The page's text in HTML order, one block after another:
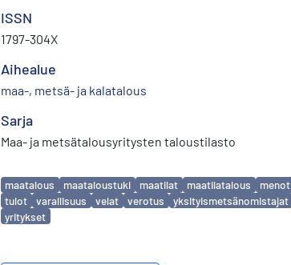
ISSN
1797-304X
Aihealue
maa-, metsä- ja kalatalous
Sarja
Maa- ja metsätalousyritysten taloustilasto
Avainsanat
maatalous maataloustuki maatilat maatilatalous menot
tulot
varallisuus velat verotus yksityismetsänomistajat
yritykset